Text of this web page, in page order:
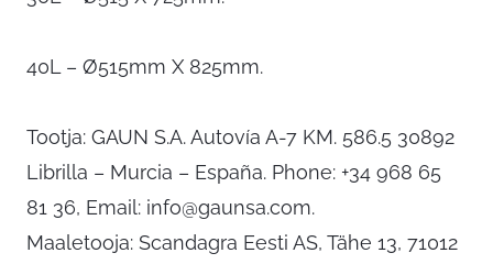
40L – Ø515mm X 825mm.
Tootja: GAUN S.A. Autovía A-7 KM. 586.5 30892
Librilla – Murcia – España. Phone: +34 968 65
81 36, Email: info@gaunsa.com.
Maaletooja: Scandagra Eesti AS, Tähe 13, 71012